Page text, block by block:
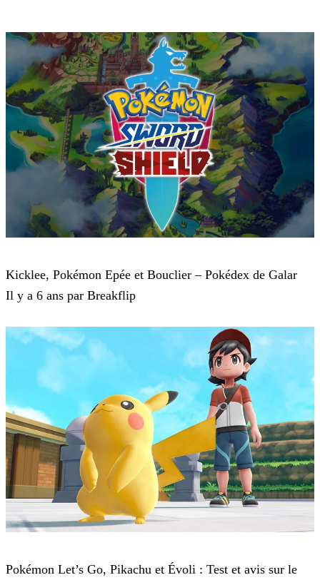
Kicklee, Pokémon Epée et Bouclier – Pokédex de Galar
Il y a 6 ans par Breakflip
Pokémon Let’s Go, Pikachu et Évoli : Test et avis sur le